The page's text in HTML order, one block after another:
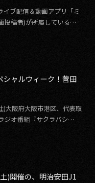
イブ配信＆動画アプリ「ミ
投稿者)が所属している芸
シャルウィーク！菅田
(大阪府大阪市港区、代表取
ジオ番組『サクラバシ
)開催の、明治安田J1